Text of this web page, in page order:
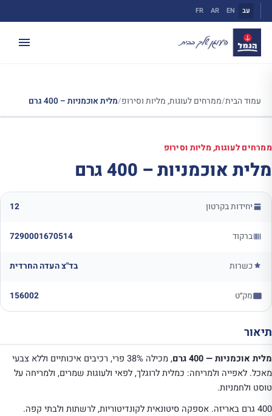
לתוכן
עב EN
AR
FR
עמוד הבית/ממרחים לעוגות, מליות וסירופ/מלית אוכמניות – 400 גרם
ממרחים לעוגות, מליות וסירופ
מלית אוכמניות – 400 גרם
יחידות בקרטון 12
ברקוד 7290001670514
כשרות בד"צ העדה החרדית
מק״ט 156002
תיאור
מלית אוכמניות — 400 גרם
, מכילה 38% פרי, רכיבים איכותיים וללא צבעי
מאכל. לאפייה ולמריחה: כמלית לרוגלך, לפאי ולעוגות שמרים, ולמריחה על
טוסט ולחמניות.
400 גרם באריזה. אספקה סיטונאית לקונדיטוריות, לרשתות ולבתי קפה.